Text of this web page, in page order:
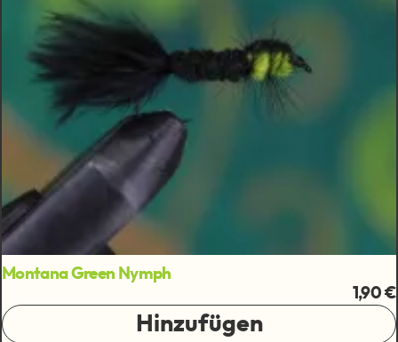
Montana Green Nymph
1,90 €
Hinzufügen